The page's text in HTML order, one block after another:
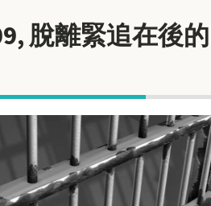
脫離緊追在後